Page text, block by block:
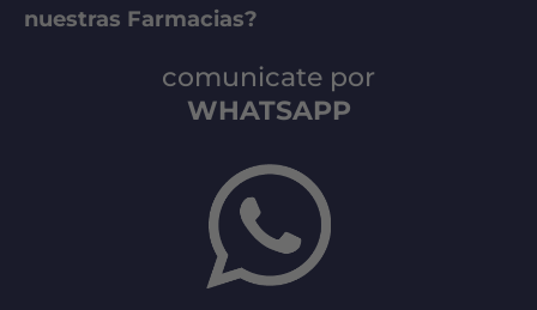
nuestras Farmacias?
comunicate por
WHATSAPP